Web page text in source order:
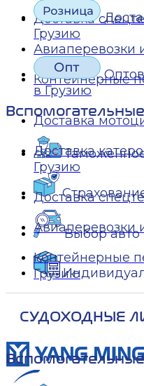
Грузию
в Грузию
Доставка
Доставка
Грузию
Доставка
Авиаперевозки
Контейнерные
Грузию
Доставка
Авиаперевозки
Контейнерные
Выбор авто
СУДОХОДНЫЕ